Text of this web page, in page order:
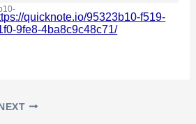
quicknote.io/95323b10-f519-
9fe8-4ba8c9c48c71/